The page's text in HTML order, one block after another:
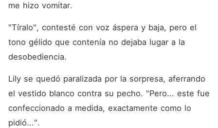
me hizo vomitar.
"Tíralo", contesté con voz áspera y baja, pero el
tono gélido que contenía no dejaba lugar a la
desobediencia.
Lily se quedó paralizada por la sorpresa, aferrando
el vestido blanco contra su pecho. "Pero... este fue
confeccionado a medida, exactamente como lo
pidió...".